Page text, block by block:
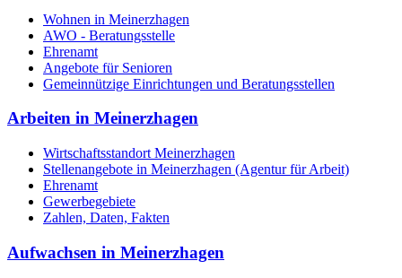
Wohnen in Meinerzhagen
AWO - Beratungsstelle
Ehrenamt
Angebote für Senioren
Gemeinnützige Einrichtungen und Beratungsstellen
Arbeiten in Meinerzhagen
Wirtschaftsstandort Meinerzhagen
Stellenangebote in Meinerzhagen (Agentur für Arbeit)
Ehrenamt
Gewerbegebiete
Zahlen, Daten, Fakten
Aufwachsen in Meinerzhagen